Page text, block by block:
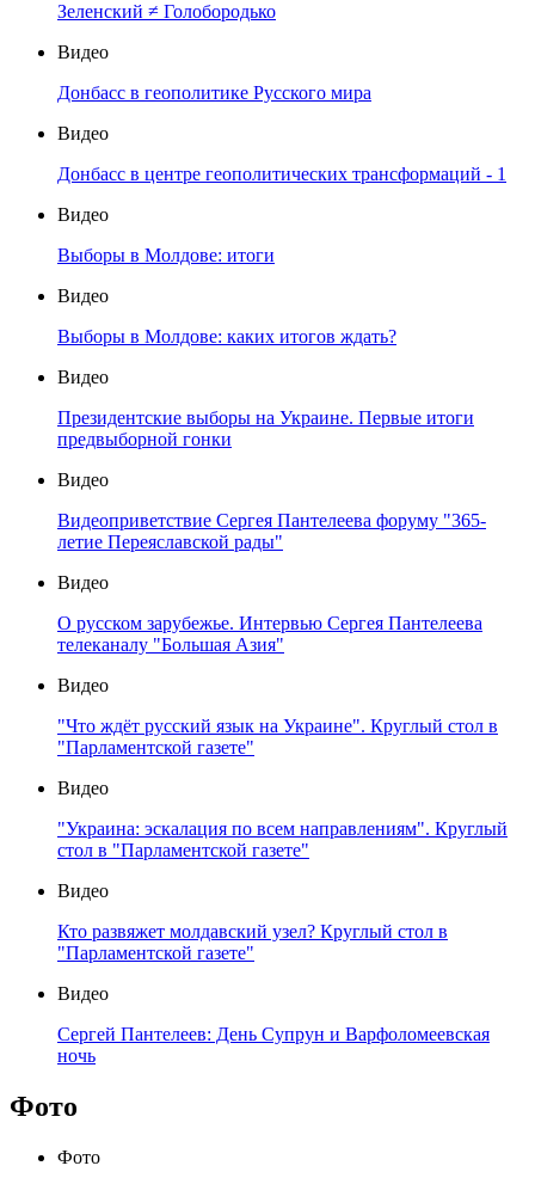
Зеленский ≠ Голобородько
Видео
Донбасс в геополитике Русского мира
Видео
Донбасс в центре геополитических трансформаций - 1
Видео
Выборы в Молдове: итоги
Видео
Выборы в Молдове: каких итогов ждать?
Видео
Президентские выборы на Украине. Первые итоги
предвыборной гонки
Видео
Видеоприветствие Сергея Пантелеева форуму "365-
летие Переяславской рады"
Видео
О русском зарубежье. Интервью Сергея Пантелеева
телеканалу "Большая Азия"
Видео
"Что ждёт русский язык на Украине". Круглый стол в
"Парламентской газете"
Видео
"Украина: эскалация по всем направлениям". Круглый
стол в "Парламентской газете"
Видео
Кто развяжет молдавский узел? Круглый стол в
"Парламентской газете"
Видео
Сергей Пантелеев: День Супрун и Варфоломеевская
ночь
Фото
Фото